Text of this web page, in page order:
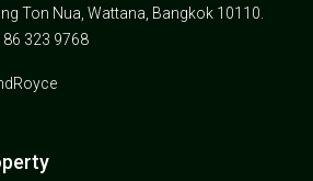
Ton Nua, Wattana, Bangkok 10110.
323 9768